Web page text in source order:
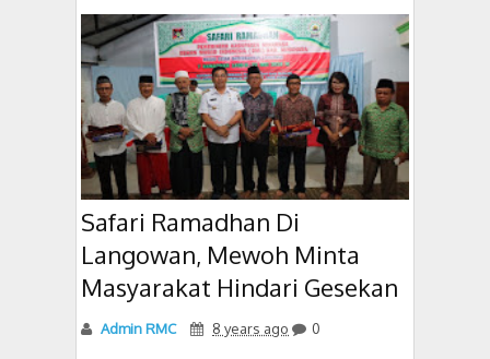
Safari Ramadhan Di
Langowan, Mewoh Minta
Masyarakat Hindari Gesekan
Admin RMC 8 years ago 0